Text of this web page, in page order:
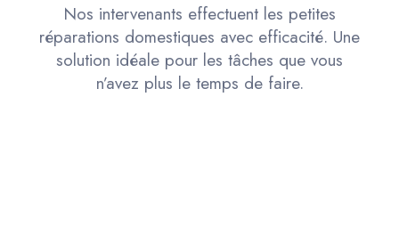
Nos intervenants effectuent les petites
réparations domestiques avec efficacité. Une
solution idéale pour les tâches que vous
n’avez plus le temps de faire.